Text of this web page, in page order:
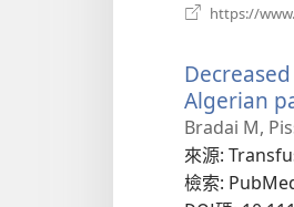
https://
Algerian
Bradai M,
來源‎:
檢索‎: